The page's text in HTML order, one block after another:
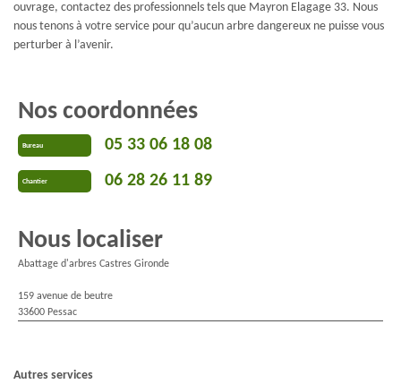
ouvrage, contactez des professionnels tels que Mayron Elagage 33. Nous
nous tenons à votre service pour qu’aucun arbre dangereux ne puisse vous
perturber à l’avenir.
Nos coordonnées
Bureau 05 33 06 18 08
Chantier 06 28 26 11 89
Nous localiser
Abattage d'arbres Castres Gironde
159 avenue de beutre
33600 Pessac
Autres services